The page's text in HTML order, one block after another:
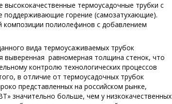
высококачественные термоусадочные трубки с
поддерживающие горение (самозатухающие).
композиции полиолефинов с добавлением
вида термоусаживаемых трубок
выверенная равномерная толщина стенок, что
контролю технологических процессов
в отличие от термоусадочных трубок
представленных на российском рынке,
значительно больше, чем у низкокачественных